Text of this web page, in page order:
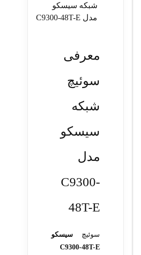
شبکه سیسکو
مدل C9300-48T-E
معرفی
سوئیچ
شبکه
سیسکو
مدل
C9300-
48T-E
سوئیچ سیسکو
C9300-48T-E